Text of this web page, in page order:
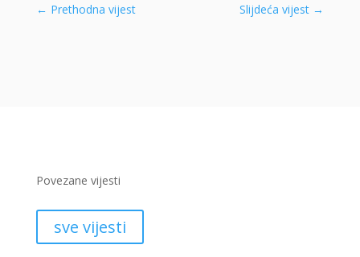
← Prethodna vijest Slijdeća vijest →
Povezane vijesti
sve vijesti